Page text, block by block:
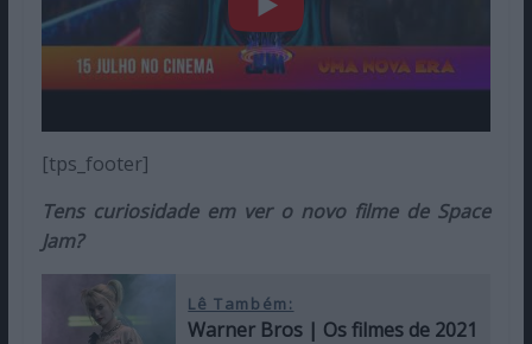
[tps_footer]
Tens curiosidade em ver o novo filme de Space
Jam?
Lê Também:
Warner Bros | Os filmes de 2021